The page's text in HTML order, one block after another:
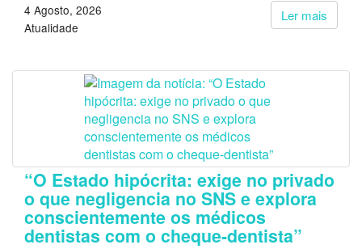
Ler mais
4 Agosto, 2026
Atualidade
“O Estado hipócrita: exige no privado
o que negligencia no SNS e explora
conscientemente os médicos
dentistas com o cheque-dentista”